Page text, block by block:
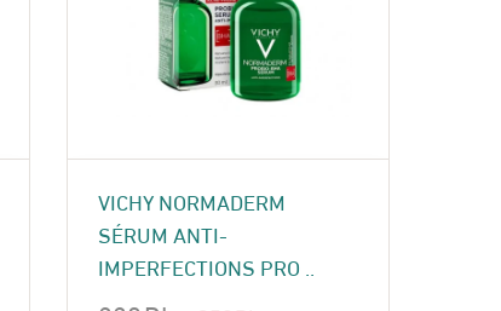
VICHY NORMADERM
SÉRUM ANTI-
IMPERFECTIONS PRO ..